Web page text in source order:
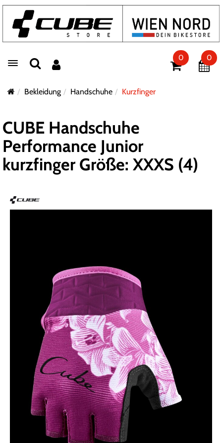
Toggle navigation
0 0
Bekleidung Handschuhe Kurzfinger
CUBE Handschuhe
Performance Junior
kurzfinger Größe: XXXS (4)